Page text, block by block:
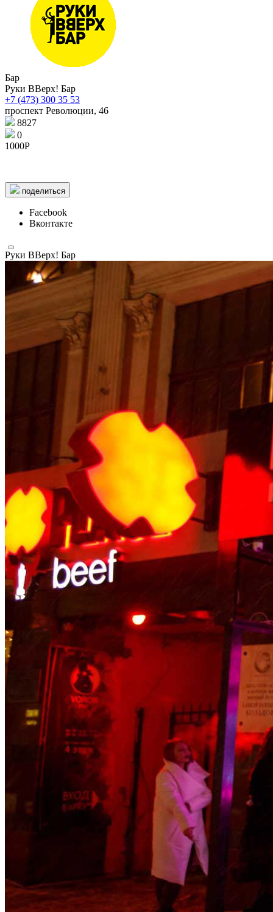
Бар
Руки ВВерх! Бар
+7 (473) 300 35 53
проспект Революции, 46
8827
0
1000Р
© 1987–2026 HERE |
поделиться
Facebook
Вконтакте
Руки ВВерх! Бар